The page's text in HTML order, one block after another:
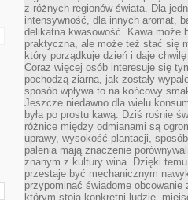
z różnych regionów świata. Dla
intensywność, dla innych aromat,
delikatna kwasowość. Kawa może
praktyczna, ale może też stać się
który porządkuje dzień i daje
Coraz więcej osób interesuje się
pochodzą ziarna, jak zostały
sposób wpływa to na końcowy
Jeszcze niedawno dla wielu
była po prostu kawą. Dziś rośnie
różnice między odmianami są
uprawy, wysokość plantacji,
palenia mają znaczenie
znanym z kultury wina. Dzięki
przestaje być mechanicznym
przypominać świadome obcowanie
którym stoją konkretni ludzie,